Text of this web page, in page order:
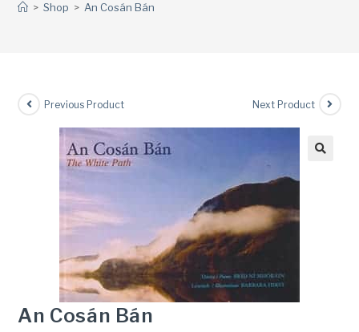
> Shop > An Cosán Bán
Previous Product Next Product
An Cosán Bán